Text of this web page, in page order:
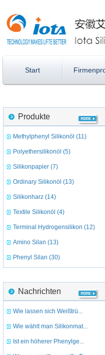
Start
Produkte
Methylphenyl Silikonöl (11)
Polyethersilikonöl (5)
Silikonpapier (7)
Ordinary Silikonöl (13)
Silikonharz (14)
Textile Silikonöl (4)
Terminal Hydrogensilikon (12)
Amino Silan (13)
Phenyl Silan (30)
Nachrichten
Wie lassen sich Weißtrü...
Wie wählt man Silikonmat...
Ist ein höherer Phenylge...